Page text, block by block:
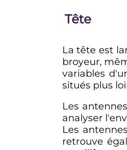
Tête
La tête est
broyeur,
variables
situés plus
Les
analyser
Les
retrouve